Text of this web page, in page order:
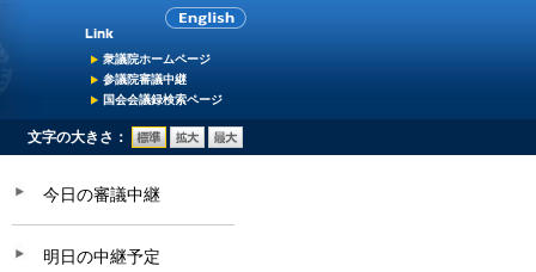
衆議院ホームページ
参議院審議中継
国会会議録検索ページ
文字の大きさ：
今日の審議中継
明日の中継予定